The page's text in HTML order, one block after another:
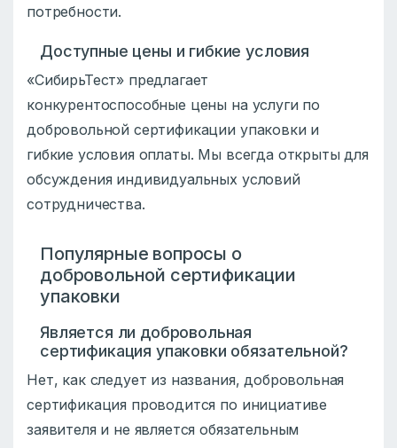
потребности.
Доступные цены и гибкие условия
«СибирьТест» предлагает
конкурентоспособные цены на услуги по
добровольной сертификации упаковки и
гибкие условия оплаты. Мы всегда открыты для
обсуждения индивидуальных условий
сотрудничества.
Популярные вопросы о
добровольной сертификации
упаковки
Является ли добровольная
сертификация упаковки обязательной?
Нет, как следует из названия, добровольная
сертификация проводится по инициативе
заявителя и не является обязательным